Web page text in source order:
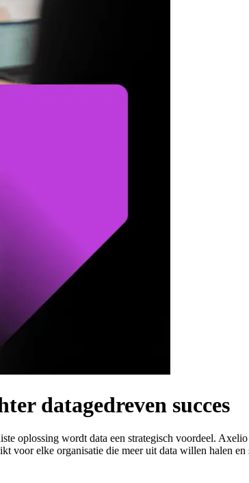
datagedreven succes
oplossing wordt data een strategisch voordeel.
voor elke organisatie die meer uit data willen halen